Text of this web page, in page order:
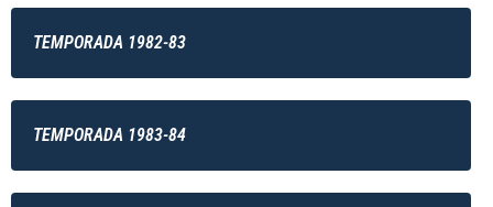
TEMPORADA 1982-83
TEMPORADA 1983-84